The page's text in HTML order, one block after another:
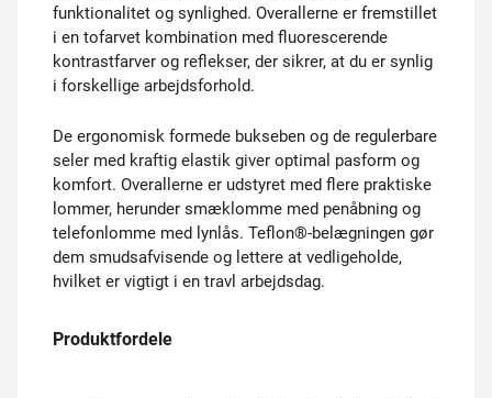
funktionalitet og synlighed. Overallerne er fremstillet
i en tofarvet kombination med fluorescerende
kontrastfarver og reflekser, der sikrer, at du er synlig
i forskellige arbejdsforhold.
De ergonomisk formede bukseben og de regulerbare
seler med kraftig elastik giver optimal pasform og
komfort. Overallerne er udstyret med flere praktiske
lommer, herunder smæklomme med penåbning og
telefonlomme med lynlås. Teflon®-belægningen gør
dem smudsafvisende og lettere at vedligeholde,
hvilket er vigtigt i en travl arbejdsdag.
Produktfordele